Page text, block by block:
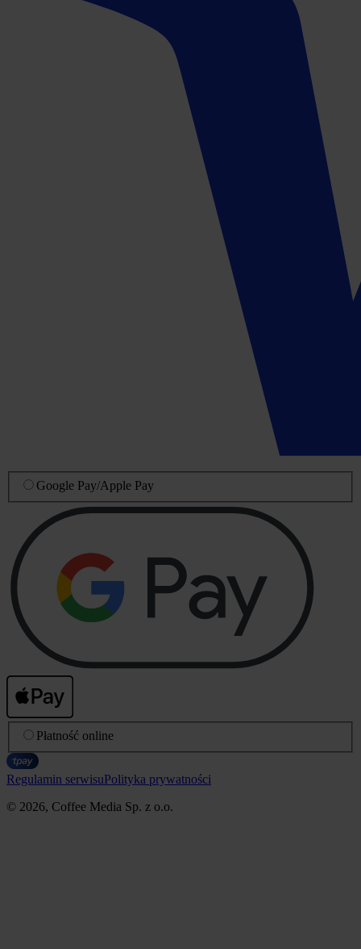
Google Pay/Apple Pay
Płatność online
Regulamin serwisuPolityka prywatności
© 2026, Coffee Media Sp. z o.o.